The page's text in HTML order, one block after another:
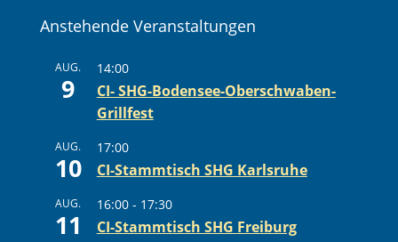
Anstehende Veranstaltungen
AUG.
9
14:00
CI- SHG-Bodensee-Oberschwaben-
Grillfest
AUG.
10
17:00
CI-Stammtisch SHG Karlsruhe
AUG.
11
16:00- 17:30
CI-Stammtisch SHG Freiburg